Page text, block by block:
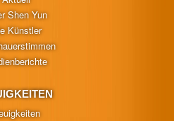
Shen Yun
Künstler